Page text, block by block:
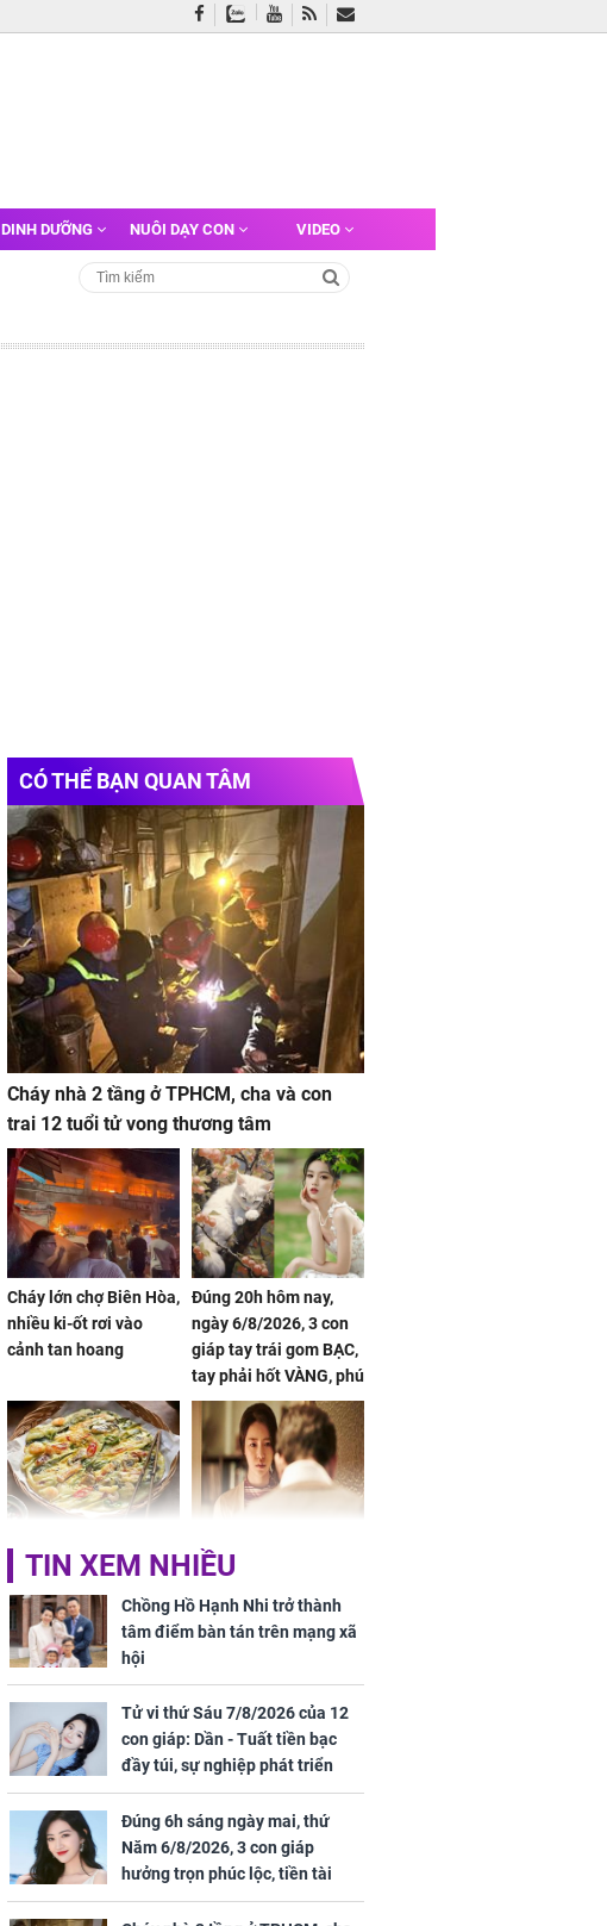
DINH DƯỠNG NUÔI DẠY CON VIDEO
CÓ THỂ BẠN QUAN TÂM
Cháy nhà 2 tầng ở TPHCM, cha và con
trai 12 tuổi tử vong thương tâm
Cháy lớn chợ Biên Hòa,
nhiều ki-ốt rơi vào
cảnh tan hoang
Đúng 20h hôm nay,
ngày 6/8/2026, 3 con
giáp tay trái gom BẠC,
tay phải hốt VÀNG, phú
quý ngập nhà, của cải
chất đầy kho
Không ngờ loại rau chỉ
vài nghìn ở chợ lại có
nhiều công dụng tốt
cho sức khỏe
Vừa ly hôn, vợ cũ sinh
đứa con giống mình
như đúc nhưng bí mật
phía sau gây sốc
Tử vi thứ Sáu
7/8/2026 của 12 con
TIN XEM NHIỀU
Chồng Hồ Hạnh Nhi trở thành
tâm điểm bàn tán trên mạng xã
hội
Tử vi thứ Sáu 7/8/2026 của 12
con giáp: Dần - Tuất tiền bạc
đầy túi, sự nghiệp phát triển
hưng thịnh, Mão - Thân tài lộc
ảm đạm, mọi sự khó thành công
mỹ mãn
Đúng 6h sáng ngày mai, thứ
Năm 6/8/2026, 3 con giáp
hưởng trọn phúc lộc, tiền tài
tăng vọt, công danh sự nghiệp